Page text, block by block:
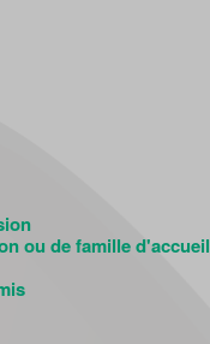
ou de famille d'accueil